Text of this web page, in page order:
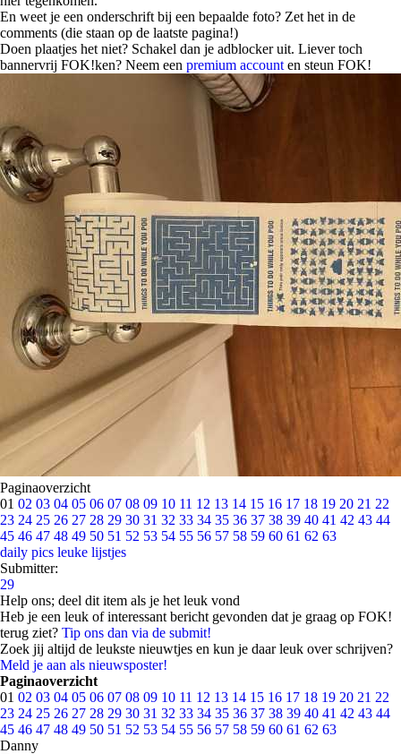
En weet je een onderschrift bij een bepaalde foto? Zet het in de
comments (die staan op de laatste pagina!)
Doen plaatjes het niet? Schakel dan je adblocker uit. Liever toch
bannervrij FOK!ken? Neem een premium account en steun FOK!
Paginaoverzicht
01 02 03 04 05 06 07 08 09 10 11 12 13 14 15 16 17 18 19 20 21 22
23 24 25 26 27 28 29 30 31 32 33 34 35 36 37 38 39 40 41 42 43 44
45 46 47 48 49 50 51 52 53 54 55 56 57 58 59 60 61 62 63
daily pics leuke lijstjes
Submitter:
29
Help ons; deel dit item als je het leuk vond
Heb je een leuk of interessant bericht gevonden dat je graag op FOK!
terug ziet? Tip ons dan via de submit!
Zoek jij altijd de leukste nieuwtjes en kun je daar leuk over schrijven?
Meld je aan als nieuwsposter!
Paginaoverzicht
01 02 03 04 05 06 07 08 09 10 11 12 13 14 15 16 17 18 19 20 21 22
23 24 25 26 27 28 29 30 31 32 33 34 35 36 37 38 39 40 41 42 43 44
45 46 47 48 49 50 51 52 53 54 55 56 57 58 59 60 61 62 63
Danny